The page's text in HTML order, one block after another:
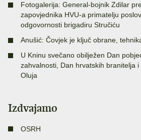
Fotogalerija: General-bojnik Zdilar
zapovjednika HVU-a primatelju
odgovornosti brigadiru Stručiću
Anušić: Čovjek je ključ obrane,
U Kninu svečano obilježen Dan
zahvalnosti, Dan hrvatskih branitelja
Oluja
Izdvajamo
OSRH